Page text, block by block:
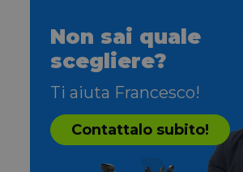
Non sai quale
scegliere?
Ti aiuta Francesco!
Contattalo subito!